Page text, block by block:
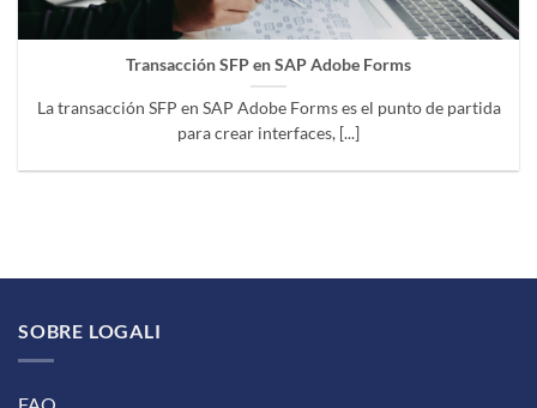
Transacción SFP en SAP Adobe Forms
La transacción SFP en SAP Adobe Forms es el punto de partida
para crear interfaces, [...]
SOBRE LOGALI
FAQ